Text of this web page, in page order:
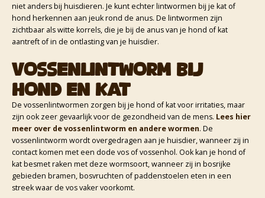
niet anders bij huisdieren. Je kunt echter lintwormen bij je kat of
hond herkennen aan jeuk rond de anus. De lintwormen zijn
zichtbaar als witte korrels, die je bij de anus van je hond of kat
aantreft of in de ontlasting van je huisdier.
Vossenlintworm bij
hond en kat
De vossenlintwormen zorgen bij je hond of kat voor irritaties, maar
zijn ook zeer gevaarlijk voor de gezondheid van de mens. Lees hier
meer over de vossenlintworm en andere wormen. De
vossenlintworm wordt overgedragen aan je huisdier, wanneer zij in
contact komen met een dode vos of vossenhol. Ook kan je hond of
kat besmet raken met deze wormsoort, wanneer zij in bosrijke
gebieden bramen, bosvruchten of paddenstoelen eten in een
streek waar de vos vaker voorkomt.